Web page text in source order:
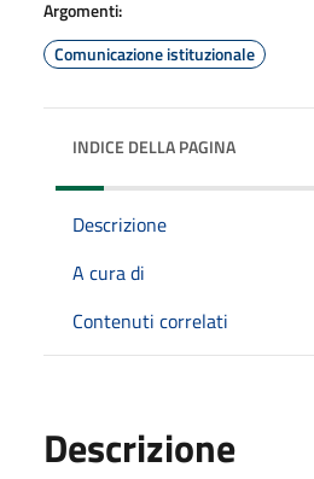
Argomenti:
Comunicazione istituzionale
INDICE DELLA PAGINA
Descrizione
A cura di
Contenuti correlati
Descrizione